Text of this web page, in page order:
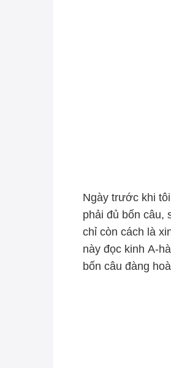
Ngày trước khi
phải đủ bốn câu,
chỉ còn cách là
này đọc kinh A-
bốn câu đàng